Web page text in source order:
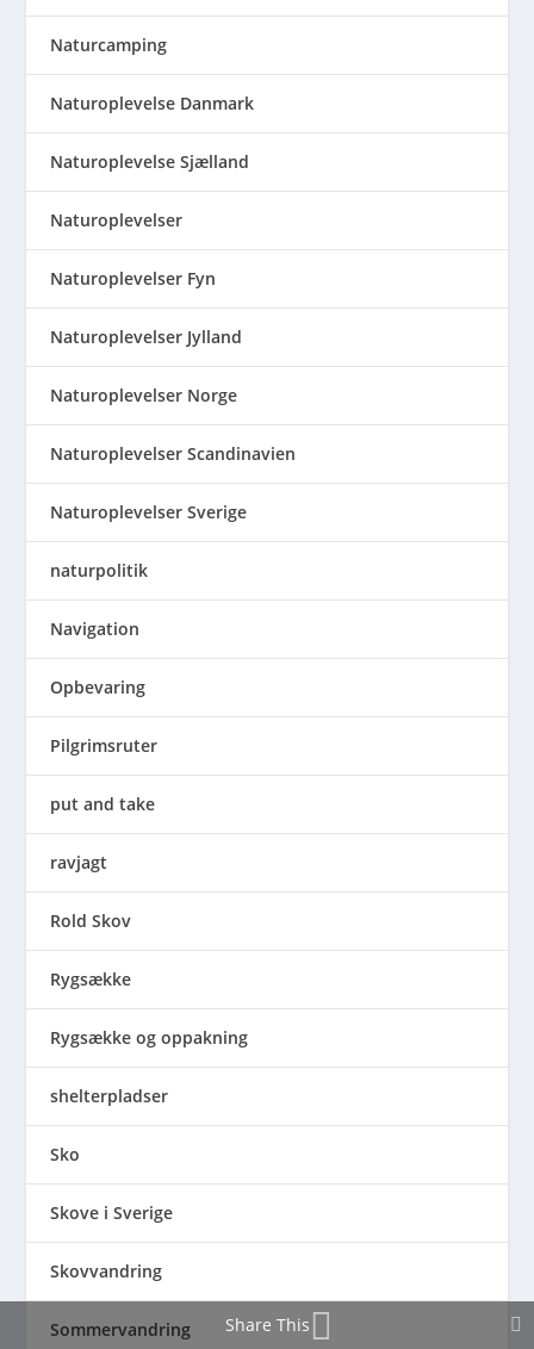
Naturcamping
Naturoplevelse Danmark
Naturoplevelse Sjælland
Naturoplevelser
Naturoplevelser Fyn
Naturoplevelser Jylland
Naturoplevelser Norge
Naturoplevelser Scandinavien
Naturoplevelser Sverige
naturpolitik
Navigation
Opbevaring
Pilgrimsruter
put and take
ravjagt
Rold Skov
Rygsække
Rygsække og oppakning
shelterpladser
Sko
Skove i Sverige
Skovvandring
Sommervandring Share This